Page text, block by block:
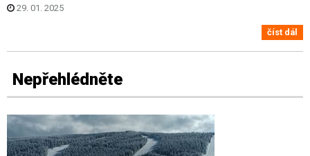
29. 01. 2025
číst dál
Nepřehlédněte